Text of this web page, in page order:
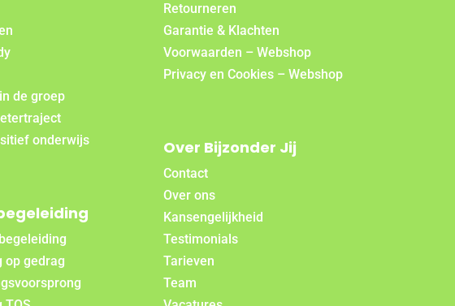
de groep
onderwijs
op gedrag
Retourneren
Garantie & Klachten
Voorwaarden – Webshop
Privacy en Cookies – Webshop
Over Bijzonder Jij
Contact
Over ons
Kansengelijkheid
Testimonials
Tarieven
Team